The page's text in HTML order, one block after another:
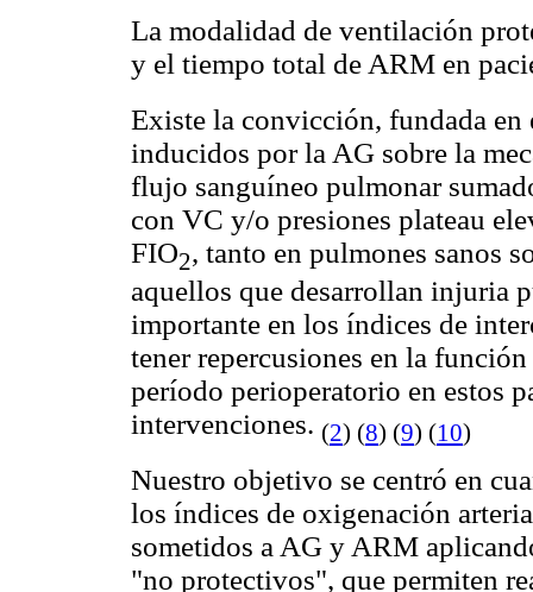
La modalidad de ventilación
y el tiempo total de ARM en
Existe la convicción, fundada en
inducidos por la AG sobre la
flujo sanguíneo pulmonar
con VC y/o presiones plateau
FIO2, tanto en pulmones sanos
aquellos que desarrollan injuria
importante en los índices de
tener repercusiones en la
período perioperatorio en estos
intervenciones. (2) (8) (9) (10)
Nuestro objetivo se centró en
los índices de oxigenación
sometidos a AG y ARM
"no protectivos", que permiten